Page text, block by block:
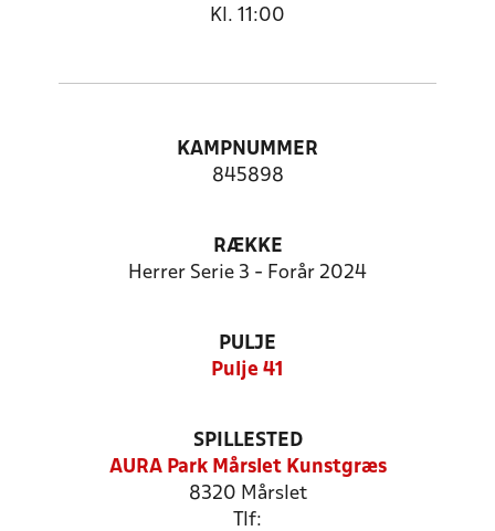
Kl. 11:00
KAMPNUMMER
845898
RÆKKE
Herrer Serie 3 - Forår 2024
PULJE
Pulje 41
SPILLESTED
AURA Park Mårslet Kunstgræs
8320 Mårslet
Tlf: